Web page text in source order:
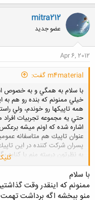
mitra212
عضو جدید
Apr 6, 2012
m4material گفت:
با سلام به همگي و به خصوص
خيلي ممنونم كه بنده رو هم
همه تاپيكها رو خوندم، ولي
حتي يه مجموعه تجربيات
اشاره شده كه اونم ميشه
عنوان تاپيك هم متاسفانه
پسران شركت كننده در اين
به نظرتون درسته منم با كنايه
به قول دوستان، در هر قومي،
داره، حالا ميشه همه رو با يه
مطرح شده(مثل فداكاري و
گرفتن(اي مردم...) ويا در خود
با سلام
ممنونم که اینقدر وقت
منو ببخشه اگه برداشت